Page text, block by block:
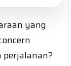
yang